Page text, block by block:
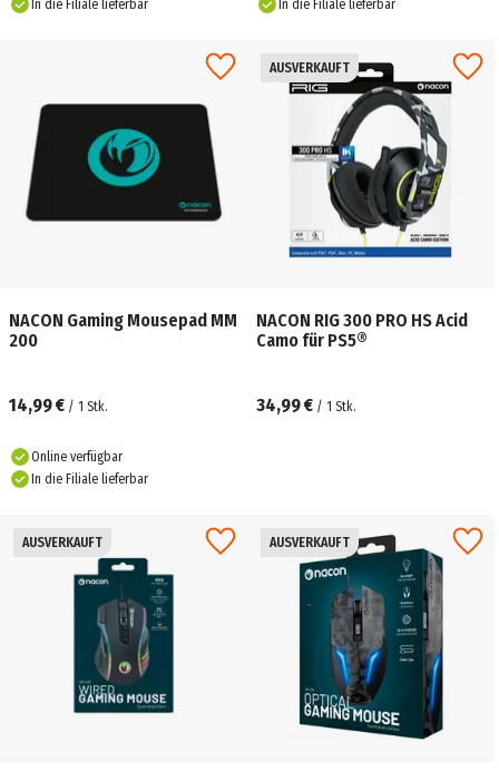
In die Filiale lieferbar In die Filiale lieferbar
NACON Gaming Mousepad MM
200
14,99 € / 1 Stk.
Online verfügbar
In die Filiale lieferbar
AUSVERKAUFT
NACON RIG 300 PRO HS Acid
Camo für PS5®
34,99 € / 1 Stk.
AUSVERKAUFT AUSVERKAUFT